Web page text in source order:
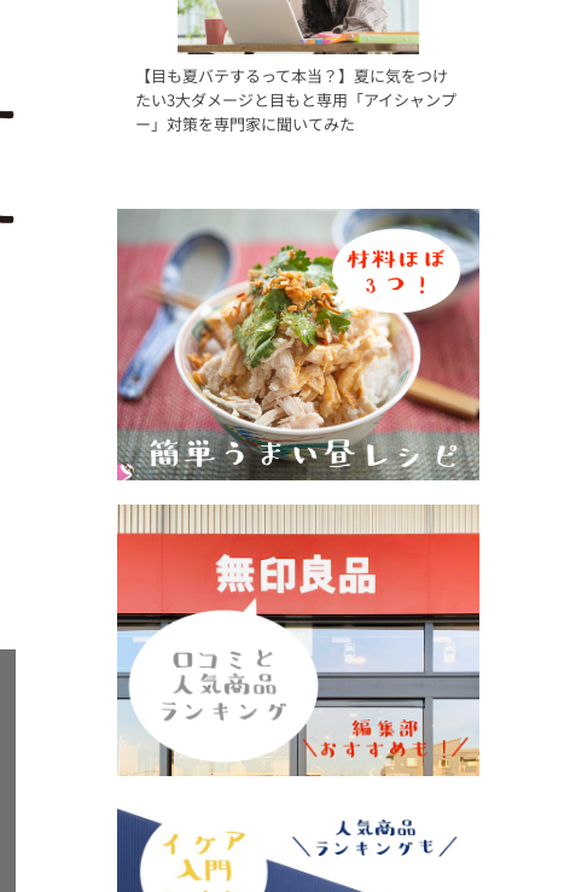
【目も夏バテするって本当？】夏に気をつけ
たい3大ダメージと目もと専用「アイシャンプ
ー」対策を専門家に聞いてみた